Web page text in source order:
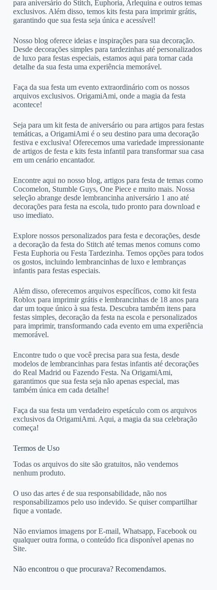
para aniversário do Stitch, Euphoria, Arlequina e outros temas
exclusivos. Além disso, temos kits festa para imprimir grátis,
garantindo que sua festa seja única e acessível!
Nosso blog oferece ideias e inspirações para sua decoração.
Desde decorações simples para tardezinhas até personalizados
de luxo para festas especiais, estamos aqui para tornar cada
detalhe da sua festa uma experiência memorável.
Faça da sua festa um evento extraordinário com os nossos
arquivos exclusivos. OrigamiAmi, onde a magia da festa
acontece!
Seja para um kit festa de aniversário ou para artigos para festas
temáticas, a OrigamiAmi é o seu destino para uma decoração
festiva e exclusiva! Oferecemos uma variedade impressionante
de artigos de festa e kits festa infantil para transformar sua casa
em um cenário encantador.
Encontre aqui no nosso blog, artigos para festa de temas como
Cocomelon, Stumble Guys, One Piece e muito mais. Nossa
seleção abrange desde lembrancinha aniversário 1 ano até
decorações para festa na escola, tudo pronto para download e
uso imediato.
Explore nossos personalizados para festa e decorações, desde
a decoração da festa do Stitch até temas menos comuns como
Festa Euphoria ou Festa Tardezinha. Temos opções para todos
os gostos, incluindo lembrancinhas de luxo e lembranças
infantis para festas especiais.
Além disso, oferecemos arquivos específicos, como kit festa
Roblox para imprimir grátis e lembrancinhas de 18 anos para
dar um toque único à sua festa. Descubra também itens para
festas simples, decoração da festa na escola e personalizados
para imprimir, transformando cada evento em uma experiência
memorável.
Encontre tudo o que você precisa para sua festa, desde
modelos de lembrancinhas para festas infantis até decorações
do Real Madrid ou Fazendo Festa. Na OrigamiAmi,
garantimos que sua festa seja não apenas especial, mas
também única em cada detalhe!
Faça da sua festa um verdadeiro espetáculo com os arquivos
exclusivos da OrigamiAmi. Aqui, a magia da sua celebração
começa!
Termos de Uso
Todas os arquivos do site são gratuitos, não vendemos
nenhum produto.
O uso das artes é de sua responsabilidade, não nos
responsabilizamos pelo uso indevido. Se quiser compartilhar
fique a vontade.
Não enviamos imagens por E-mail, Whatsapp, Facebook ou
qualquer outra forma, o conteúdo fica disponível apenas no
Site.
Não encontrou o que procurava? Recomendamos.